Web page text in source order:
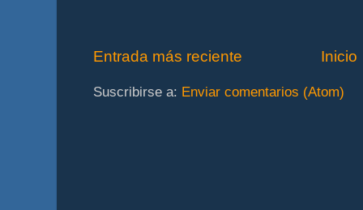
Entrada más reciente Inicio
Suscribirse a: Enviar comentarios (Atom)